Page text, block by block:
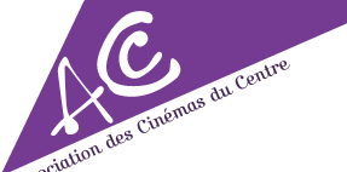
content